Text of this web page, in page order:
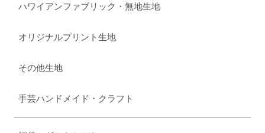
ハワイアンファブリック・無地生地
オリジナルプリント生地
その他生地
手芸ハンドメイド・クラフト